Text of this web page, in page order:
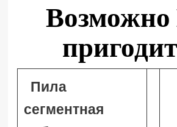
Пила
сегментная